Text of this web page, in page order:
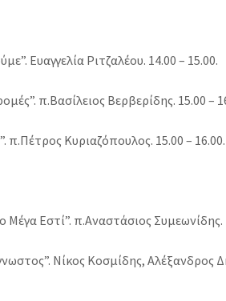
Ευαγγελία Ριτζαλέου. 14.00 – 15.00.
π.Βασίλειος Βερβερίδης. 15.00 –
π.Πέτρος Κυριαζόπουλος. 15.00 –
Εστί”. π.Αναστάσιος Συμεωνίδης.
Νίκος Κοσμίδης, Αλέξανδρος